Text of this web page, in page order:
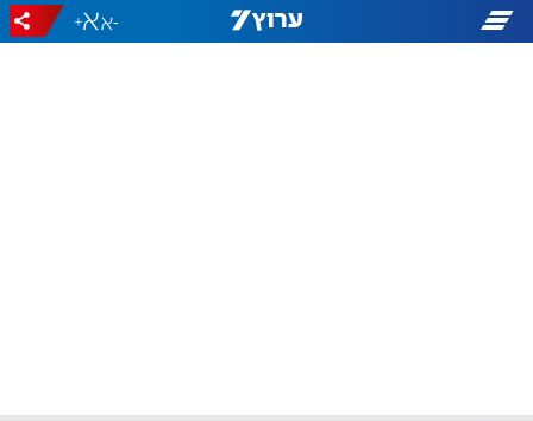
-
+